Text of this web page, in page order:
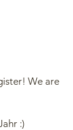
We are
:)